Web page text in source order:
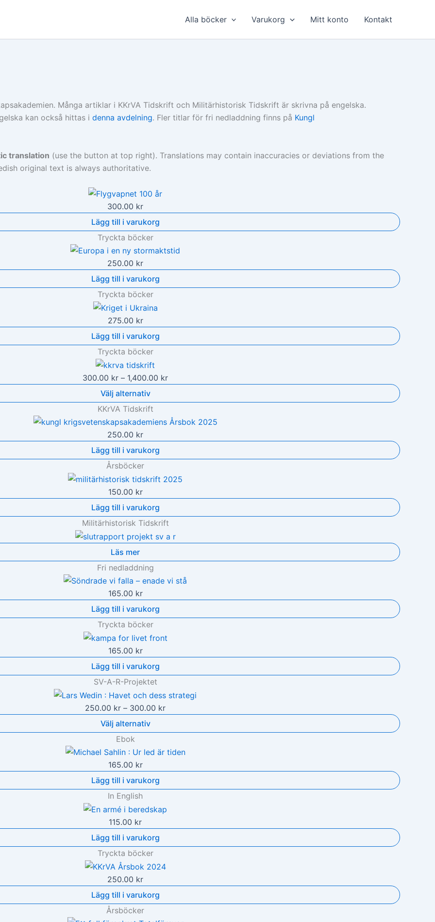
Alla böcker Varukorg Mitt konto Kontakt
Många artiklar i KKrVA Tidskrift och Militärhistorisk Tidskrift är skrivna på engelska.
kan också hittas i denna avdelning. Fler titlar för fri nedladdning finns på Kungl
translation (use the button at top right). Translations may contain inaccuracies or deviations from the
original text is always authoritative.
300.00 kr
Lägg till i varukorg
Tryckta böcker
250.00 kr
Lägg till i varukorg
Tryckta böcker
275.00 kr
Lägg till i varukorg
Tryckta böcker
300.00 kr – 1,400.00 krPrisintervall:
till
1,400.00 kr
Välj alternativ
KKrVA Tidskrift
250.00 kr
Lägg till i varukorg
Årsböcker
150.00 kr
Lägg till i varukorg
Militärhistorisk Tidskrift
Läs mer
Fri nedladdning
165.00 kr
Lägg till i varukorg
Tryckta böcker
165.00 kr
Lägg till i varukorg
SV-A-R-Projektet
250.00 kr – 300.00 krPrisintervall:
till
Välj alternativ
Ebok
165.00 kr
Lägg till i varukorg
In English
115.00 kr
Lägg till i varukorg
Tryckta böcker
250.00 kr
Lägg till i varukorg
Årsböcker